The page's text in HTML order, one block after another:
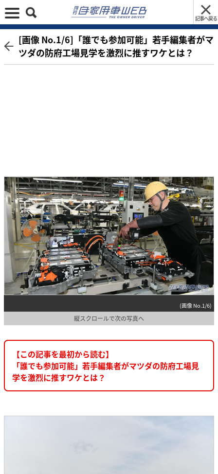
記事へ戻る
[画像 No.1/6]「誰でも参加可能」若手編集者がマ
ツダの防府工場見学を激烈に推すワケとは？
(画像 No.1/6)
縦スクロールで次の写真へ
【この記事を最初から読む】
「誰でも参加可能」若手編集者がマツダの防府工場見
学を激烈に推すワケとは？